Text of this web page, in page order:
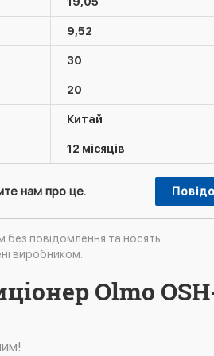
9,52
30
20
Китай
12 місяців
нам про це.
повідомлення та носять
виробником.
Olmo